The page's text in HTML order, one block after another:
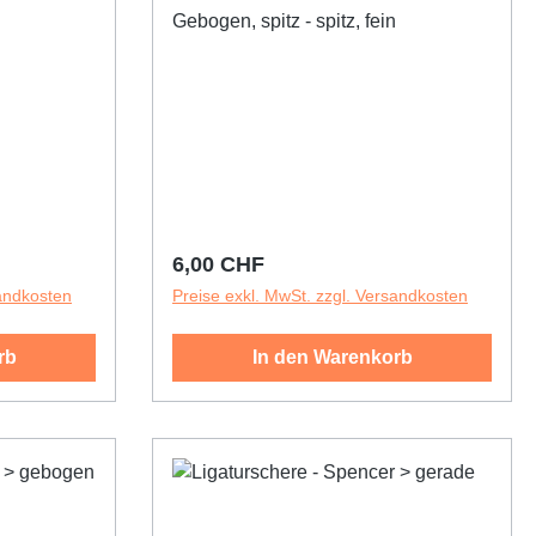
Gebogen, spitz - spitz, fein
Regulärer Preis:
6,00 CHF
Preise exkl. MwSt. zzgl. Versandkosten
In den Warenkorb